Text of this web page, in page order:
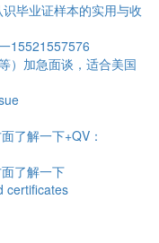
毕业证样本的实用与收
15521557576
）加急面谈，适合美国
了解一下+QV：
了解一下
certificates